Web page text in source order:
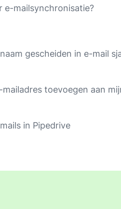
e-mailsynchronisatie?
gescheiden in e-mail
toevoegen aan
in Pipedrive